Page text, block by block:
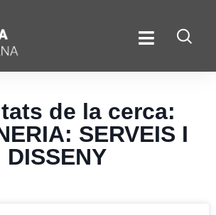
de la cerca:
SERVEIS I
DISSENY